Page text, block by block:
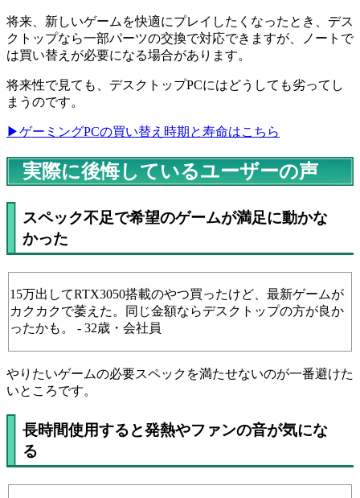
将来、新しいゲームを快適にプレイしたくなったとき、デス
クトップなら一部パーツの交換で対応できますが、ノートで
は買い替えが必要になる場合があります。
将来性で見ても、デスクトップPCにはどうしても劣ってし
まうのです。
▶ゲーミングPCの買い替え時期と寿命はこちら
実際に後悔しているユーザーの声
スペック不足で希望のゲームが満足に動かな
かった
15万出してRTX3050搭載のやつ買ったけど、最新ゲームが
カクカクで萎えた。同じ金額ならデスクトップの方が良か
ったかも。 - 32歳・会社員
やりたいゲームの必要スペックを満たせないのが一番避けた
いところです。
長時間使用すると発熱やファンの音が気にな
る